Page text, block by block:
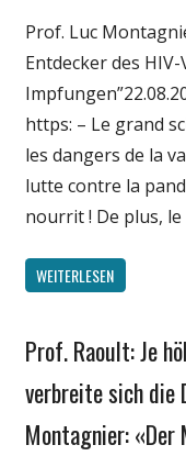
Wissenschaft
Prof. Luc
Entdecker des
https: – Le grand
les dangers de la
lutte contre la
nourrit ! De plus, le
WEITERLESEN
Gesellschaft
Wirtschaft
Prof. Raoult: Je
verbreite sich die
Montagnier: «Der